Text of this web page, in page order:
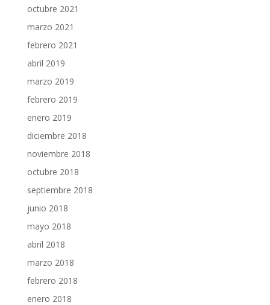
octubre 2021
marzo 2021
febrero 2021
abril 2019
marzo 2019
febrero 2019
enero 2019
diciembre 2018
noviembre 2018
octubre 2018
septiembre 2018
junio 2018
mayo 2018
abril 2018
marzo 2018
febrero 2018
enero 2018